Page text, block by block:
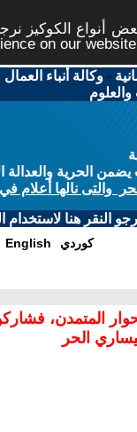
أنواع الكوكيز
on our website
-وكالة أنباء العمال
الحرية والعدالة
والتى نالها أعلام في
النقر هنا لاستخدام
English كوردي
المتمدن،
الحر